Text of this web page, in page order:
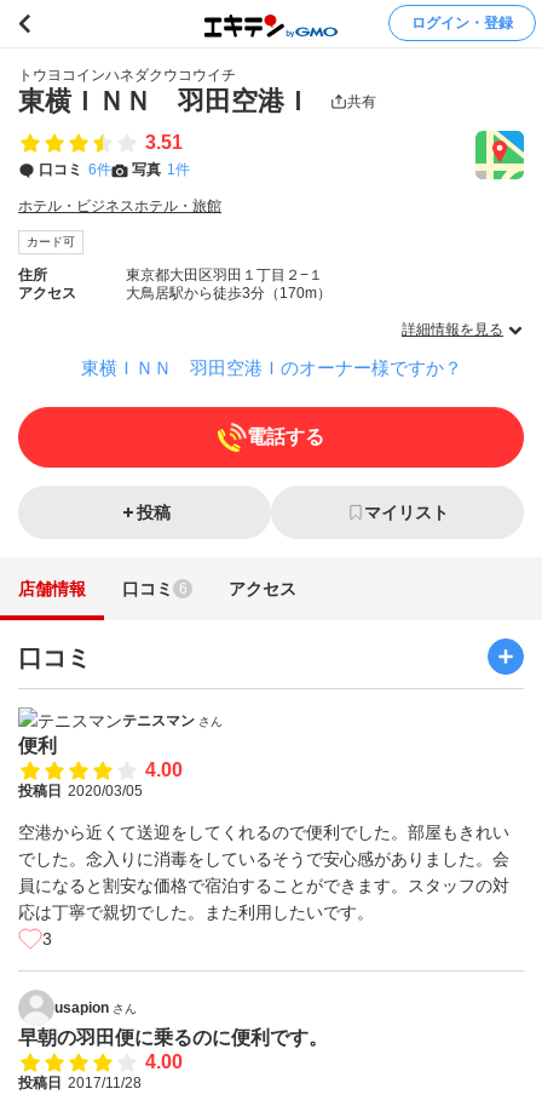
ログイン・登録
トウヨコインハネダクウコウイチ
東横ＩＮＮ 羽田空港Ｉ 共有
3.51
口コミ 6件 写真 1件
ホテル・ビジネスホテル・旅館
カード可
住所
東京都大田区羽田１丁目２−１
アクセス
大鳥居駅から徒歩3分（170m）
詳細情報を見る
東横ＩＮＮ 羽田空港Ｉのオーナー様ですか？
電話する
投稿 マイリスト
店舗情報 口コミ 6 アクセス
口コミ
テニスマン さん
便利
4.00
投稿日 2020/03/05
空港から近くて送迎をしてくれるので便利でした。部屋もきれい
でした。念入りに消毒をしているそうで安心感がありました。会
員になると割安な価格で宿泊することができます。スタッフの対
応は丁寧で親切でした。また利用したいです。
3
usapion さん
早朝の羽田便に乗るのに便利です。
4.00
投稿日 2017/11/28